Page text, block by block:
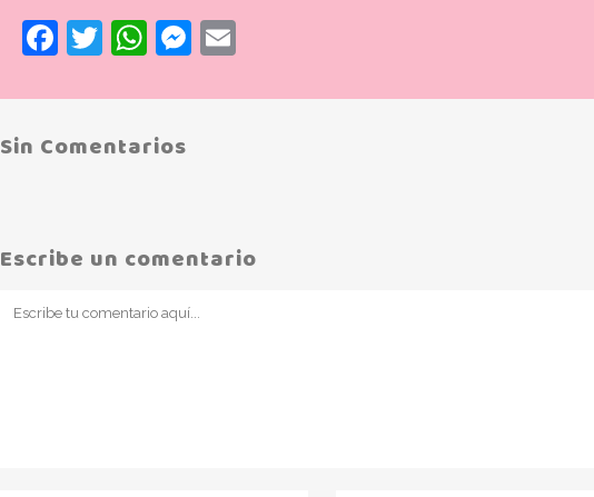
Facebook
Twitter
WhatsApp
Messenger
Sin Comentarios
Escribe un comentario